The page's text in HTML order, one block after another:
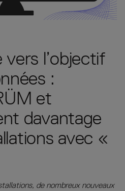
vers l’objectif
:
et
davantage
avec «
de nombreux nouveaux